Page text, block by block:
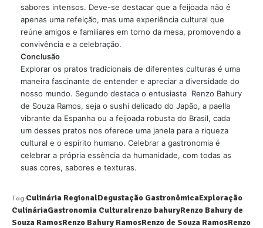
sabores intensos. Deve-se destacar que a feijoada não é
apenas uma refeição, mas uma experiência cultural que
reúne amigos e familiares em torno da mesa, promovendo a
convivência e a celebração.
Conclusão
Explorar os pratos tradicionais de diferentes culturas é uma
maneira fascinante de entender e apreciar a diversidade do
nosso mundo. Segundo destaca o entusiasta Renzo Bahury
de Souza Ramos, seja o sushi delicado do Japão, a paella
vibrante da Espanha ou a feijoada robusta do Brasil, cada
um desses pratos nos oferece uma janela para a riqueza
cultural e o espírito humano. Celebrar a gastronomia é
celebrar a própria essência da humanidade, com todas as
suas cores, sabores e texturas.
Tag:Culinária RegionalDegustação GastronômicaExploração
CulináriaGastronomia Culturalrenzo bahuryRenzo Bahury de
Souza RamosRenzo Bahury RamosRenzo de Souza RamosRenzo